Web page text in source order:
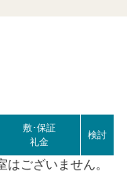
敷･保証
礼金
検討
ございません。